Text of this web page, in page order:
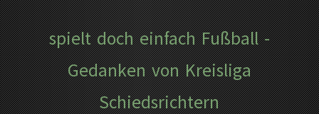
spielt doch einfach Fußball -
Gedanken von Kreisliga
Schiedsrichtern